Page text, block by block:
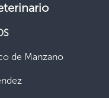
de Manzano
Meléndez